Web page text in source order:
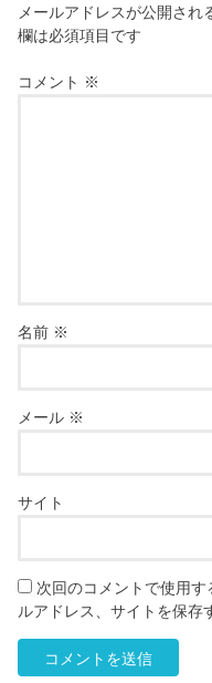
メールアドレスが公開され
欄は必須項目です
コメント ※
名前 ※
メール ※
サイト
次回のコメントで使用
ルアドレス、サイトを保存